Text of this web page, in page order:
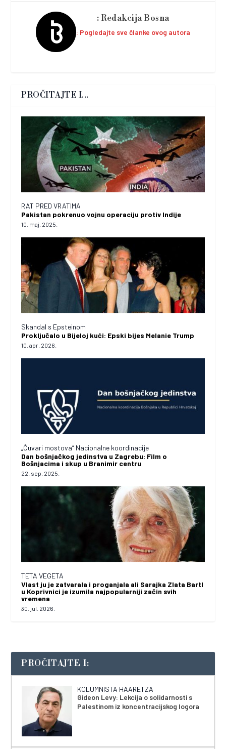
Redakcija Bosna
Pogledajte sve članke ovog autora
PROČITAJTE I...
RAT PRED VRATIMA
Pakistan pokrenuo vojnu operaciju protiv Indije
10. maj. 2025.
Skandal s Epsteinom
Proključalo u Bijeloj kući: Epski bijes Melanie Trump
10. apr. 2026.
„Čuvari mostova“ Nacionalne koordinacije
Dan bošnjačkog jedinstva u Zagrebu: Film o
Bošnjacima i skup u Branimir centru
22. sep. 2025.
TETA VEGETA
Vlast ju je zatvarala i proganjala ali Sarajka Zlata Bartl
u Koprivnici je izumila najpopularniji začin svih
vremena
30. jul. 2026.
PROČITAJTE I:
KOLUMNISTA HAARETZA
Gideon Levy: Lekcija o solidarnosti s
Palestinom iz koncentracijskog logora